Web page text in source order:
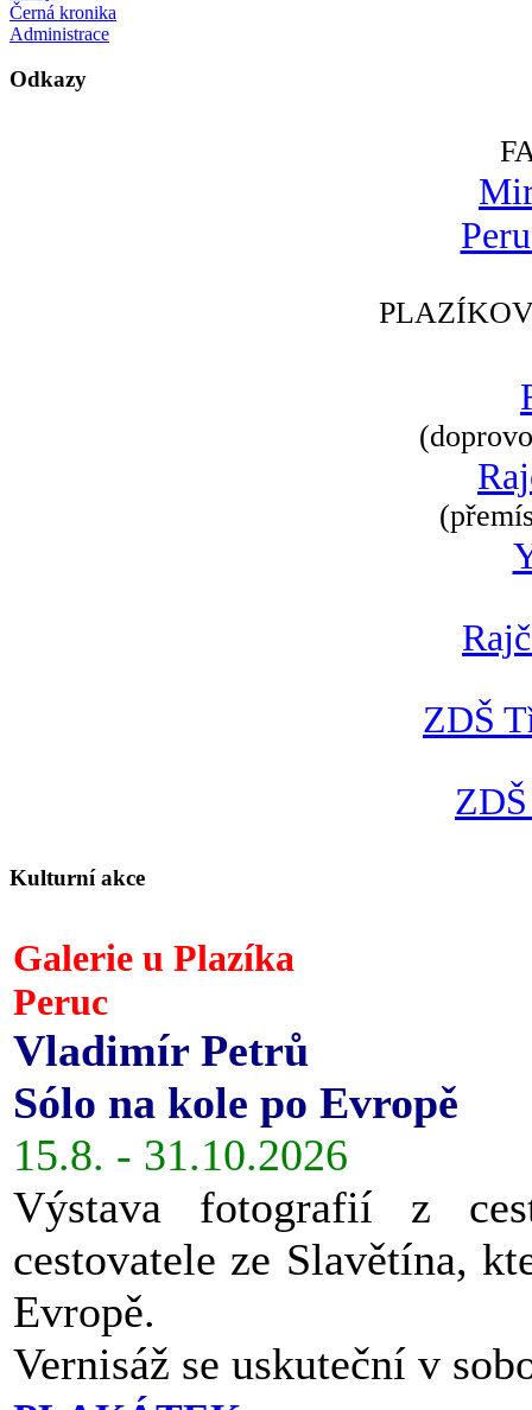
Černá kronika
Administrace
Odkazy
ZDŠ
Kulturní akce
Galerie u Plazíka
Peruc
Vladimír Petrů
Sólo na kole po Evropě
15.8. - 31.10.2026
Výstava fotografií z
cestovatele ze Slavětína,
Evropě.
Vernisáž se uskuteční v